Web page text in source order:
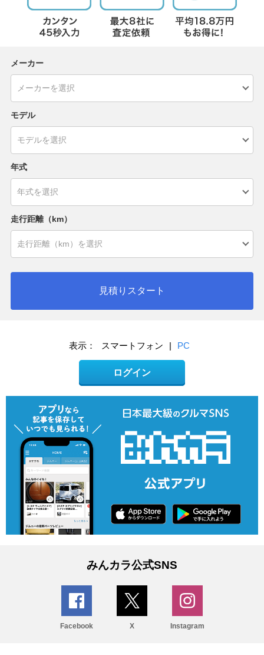
メーカー
モデル
年式
走行距離（km）
見積りスタート
表示： スマートフォン | PC
ログイン
みんカラ公式SNS
Facebook X Instagram